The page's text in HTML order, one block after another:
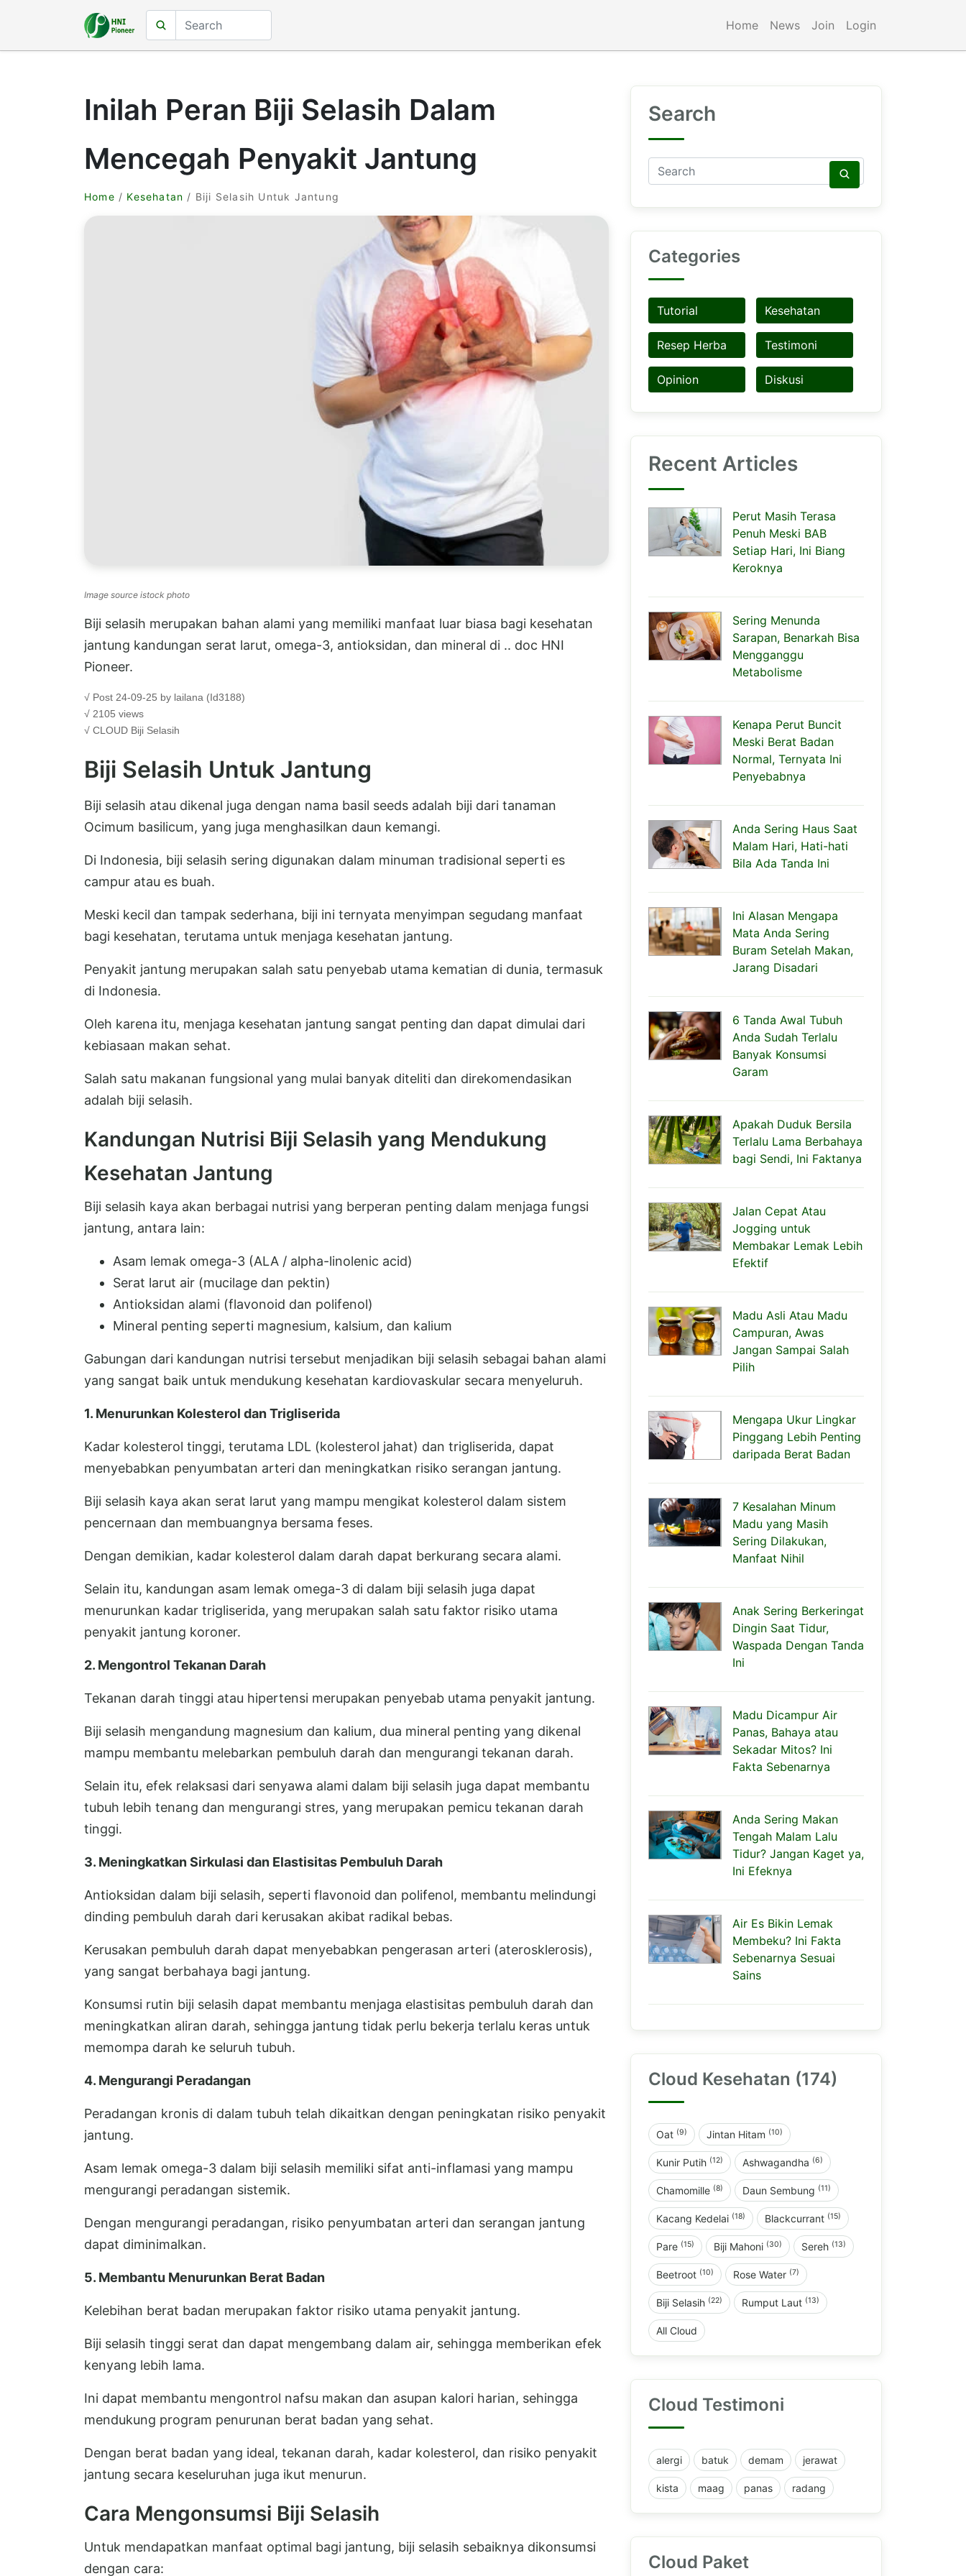
Home News Join Login
Inilah Peran Biji Selasih Dalam
Mencegah Penyakit Jantung
Home / Kesehatan / Biji Selasih Untuk Jantung
Image source istock photo
Biji selasih merupakan bahan alami yang memiliki manfaat luar biasa bagi kesehatan
jantung kandungan serat larut, omega-3, antioksidan, dan mineral di .. doc HNI
Pioneer.
√ Post 24-09-25 by lailana (Id3188)
√ 2105 views
√ CLOUD Biji Selasih
Biji Selasih Untuk Jantung
Biji selasih atau dikenal juga dengan nama basil seeds adalah biji dari tanaman
Ocimum basilicum, yang juga menghasilkan daun kemangi.
Di Indonesia, biji selasih sering digunakan dalam minuman tradisional seperti es
campur atau es buah.
Meski kecil dan tampak sederhana, biji ini ternyata menyimpan segudang manfaat
bagi kesehatan, terutama untuk menjaga kesehatan jantung.
Penyakit jantung merupakan salah satu penyebab utama kematian di dunia, termasuk
di Indonesia.
Oleh karena itu, menjaga kesehatan jantung sangat penting dan dapat dimulai dari
kebiasaan makan sehat.
Salah satu makanan fungsional yang mulai banyak diteliti dan direkomendasikan
adalah biji selasih.
Kandungan Nutrisi Biji Selasih yang Mendukung
Kesehatan Jantung
Biji selasih kaya akan berbagai nutrisi yang berperan penting dalam menjaga fungsi
jantung, antara lain:
Asam lemak omega-3 (ALA / alpha-linolenic acid)
Serat larut air (mucilage dan pektin)
Antioksidan alami (flavonoid dan polifenol)
Mineral penting seperti magnesium, kalsium, dan kalium
Gabungan dari kandungan nutrisi tersebut menjadikan biji selasih sebagai bahan alami
yang sangat baik untuk mendukung kesehatan kardiovaskular secara menyeluruh.
1. Menurunkan Kolesterol dan Trigliserida
Kadar kolesterol tinggi, terutama LDL (kolesterol jahat) dan trigliserida, dapat
menyebabkan penyumbatan arteri dan meningkatkan risiko serangan jantung.
Biji selasih kaya akan serat larut yang mampu mengikat kolesterol dalam sistem
pencernaan dan membuangnya bersama feses.
Dengan demikian, kadar kolesterol dalam darah dapat berkurang secara alami.
Selain itu, kandungan asam lemak omega-3 di dalam biji selasih juga dapat
menurunkan kadar trigliserida, yang merupakan salah satu faktor risiko utama
penyakit jantung koroner.
2. Mengontrol Tekanan Darah
Tekanan darah tinggi atau hipertensi merupakan penyebab utama penyakit jantung.
Biji selasih mengandung magnesium dan kalium, dua mineral penting yang dikenal
mampu membantu melebarkan pembuluh darah dan mengurangi tekanan darah.
Selain itu, efek relaksasi dari senyawa alami dalam biji selasih juga dapat membantu
tubuh lebih tenang dan mengurangi stres, yang merupakan pemicu tekanan darah
tinggi.
3. Meningkatkan Sirkulasi dan Elastisitas Pembuluh Darah
Antioksidan dalam biji selasih, seperti flavonoid dan polifenol, membantu melindungi
dinding pembuluh darah dari kerusakan akibat radikal bebas.
Kerusakan pembuluh darah dapat menyebabkan pengerasan arteri (aterosklerosis),
yang sangat berbahaya bagi jantung.
Konsumsi rutin biji selasih dapat membantu menjaga elastisitas pembuluh darah dan
meningkatkan aliran darah, sehingga jantung tidak perlu bekerja terlalu keras untuk
memompa darah ke seluruh tubuh.
4. Mengurangi Peradangan
Peradangan kronis di dalam tubuh telah dikaitkan dengan peningkatan risiko penyakit
jantung.
Asam lemak omega-3 dalam biji selasih memiliki sifat anti-inflamasi yang mampu
mengurangi peradangan sistemik.
Dengan mengurangi peradangan, risiko penyumbatan arteri dan serangan jantung
dapat diminimalkan.
5. Membantu Menurunkan Berat Badan
Kelebihan berat badan merupakan faktor risiko utama penyakit jantung.
Biji selasih tinggi serat dan dapat mengembang dalam air, sehingga memberikan efek
kenyang lebih lama.
Ini dapat membantu mengontrol nafsu makan dan asupan kalori harian, sehingga
mendukung program penurunan berat badan yang sehat.
Dengan berat badan yang ideal, tekanan darah, kadar kolesterol, dan risiko penyakit
jantung secara keseluruhan juga ikut menurun.
Cara Mengonsumsi Biji Selasih
Untuk mendapatkan manfaat optimal bagi jantung, biji selasih sebaiknya dikonsumsi
dengan cara:
Search
Categories
Tutorial Kesehatan
Resep Herba Testimoni
Opinion Diskusi
Recent Articles
Perut Masih Terasa
Penuh Meski BAB
Setiap Hari, Ini Biang
Keroknya
Sering Menunda
Sarapan, Benarkah Bisa
Mengganggu
Metabolisme
Kenapa Perut Buncit
Meski Berat Badan
Normal, Ternyata Ini
Penyebabnya
Anda Sering Haus Saat
Malam Hari, Hati-hati
Bila Ada Tanda Ini
Ini Alasan Mengapa
Mata Anda Sering
Buram Setelah Makan,
Jarang Disadari
6 Tanda Awal Tubuh
Anda Sudah Terlalu
Banyak Konsumsi
Garam
Apakah Duduk Bersila
Terlalu Lama Berbahaya
bagi Sendi, Ini Faktanya
Jalan Cepat Atau
Jogging untuk
Membakar Lemak Lebih
Efektif
Madu Asli Atau Madu
Campuran, Awas
Jangan Sampai Salah
Pilih
Mengapa Ukur Lingkar
Pinggang Lebih Penting
daripada Berat Badan
7 Kesalahan Minum
Madu yang Masih
Sering Dilakukan,
Manfaat Nihil
Anak Sering Berkeringat
Dingin Saat Tidur,
Waspada Dengan Tanda
Ini
Madu Dicampur Air
Panas, Bahaya atau
Sekadar Mitos? Ini
Fakta Sebenarnya
Anda Sering Makan
Tengah Malam Lalu
Tidur? Jangan Kaget ya,
Ini Efeknya
Air Es Bikin Lemak
Membeku? Ini Fakta
Sebenarnya Sesuai
Sains
Cloud Kesehatan (174)
Oat (9) Jintan Hitam (10)
Kunir Putih (12) Ashwagandha (6)
Chamomille (8) Daun Sembung (11)
Kacang Kedelai (18) Blackcurrant (15)
Pare (15) Biji Mahoni (30) Sereh (13)
Beetroot (10) Rose Water (7)
Biji Selasih (22) Rumput Laut (13)
All Cloud
Cloud Testimoni
alergi batuk demam jerawat
kista maag panas radang
Cloud Paket